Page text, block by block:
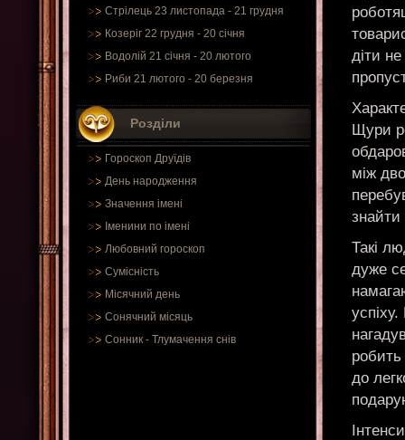
Стрілець 23 листопада - 21 грудня
Козеріг 22 грудня - 20 січня
Водолій 21 січня - 20 лютого
Риби 21 лютого - 20 березня
Розділи
Гороскоп Друїдів
День народження
Значення імені
Іменини по імені
Любовний гороскоп
Сумісність
Місячний день
Сонячний місяць
Сонник - Тлумачення снів
діти
Щури
між
знайти
Такі
дуже
до